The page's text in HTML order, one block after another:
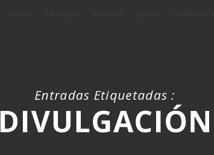
Entradas Etiquetadas :
DIVULGACIÓN